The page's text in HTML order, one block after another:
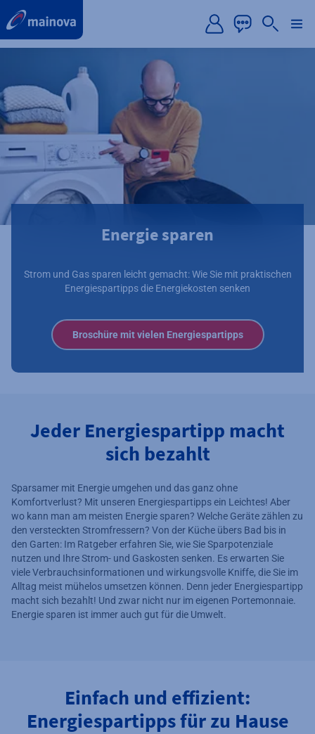
Energie sparen
Strom und Gas sparen leicht gemacht: Wie Sie mit praktischen
Energiespartipps die Energiekosten senken
Broschüre mit vielen Energiespartipps
Jeder Energiespartipp macht
sich bezahlt
Sparsamer mit Energie umgehen und das ganz ohne
Komfortverlust? Mit unseren Energiespartipps ein Leichtes! Aber
wo kann man am meisten Energie sparen? Welche Geräte zählen zu
den versteckten Stromfressern? Von der Küche übers Bad bis in
den Garten: Im Ratgeber erfahren Sie, wie Sie Sparpotenziale
nutzen und Ihre Strom- und Gaskosten senken. Es erwarten Sie
viele Verbrauchsinformationen und wirkungsvolle Kniffe, die Sie im
Alltag meist mühelos umsetzen können. Denn jeder Energiespartipp
macht sich bezahlt! Und zwar nicht nur im eigenen Portemonnaie.
Energie sparen ist immer auch gut für die Umwelt.
Einfach und effizient:
Energiespartipps für zu Hause